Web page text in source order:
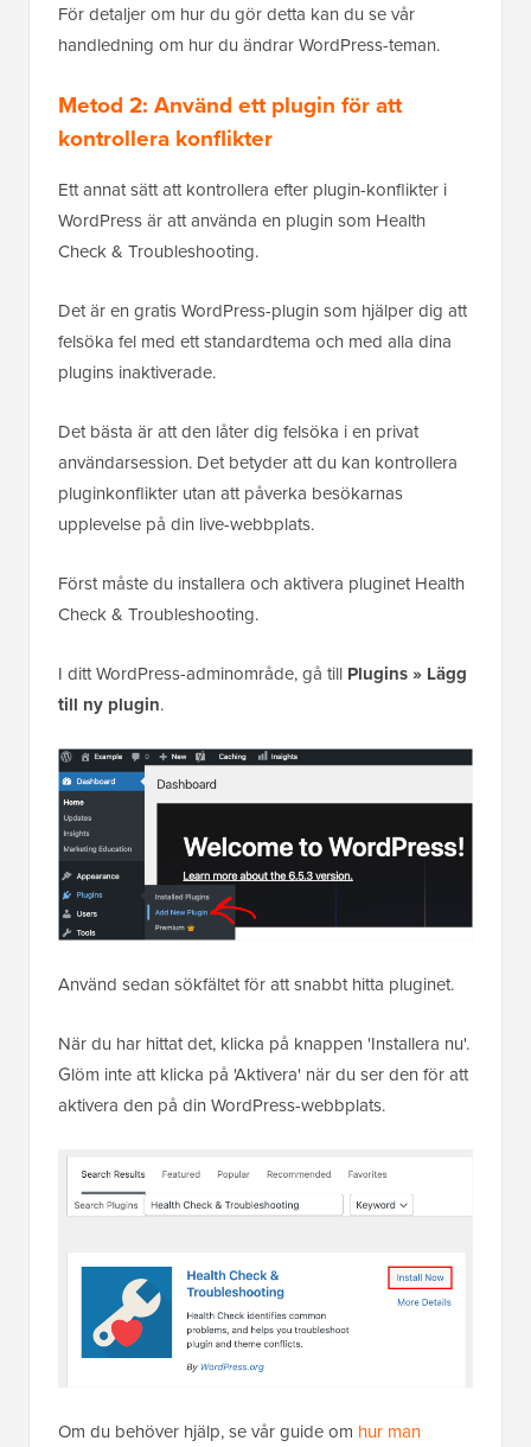
För detaljer om hur du gör detta kan du se vår
handledning om hur du ändrar WordPress-teman.
Metod 2: Använd ett plugin för att
kontrollera konflikter
Ett annat sätt att kontrollera efter plugin-konflikter i
WordPress är att använda en plugin som Health
Check & Troubleshooting.
Det är en gratis WordPress-plugin som hjälper dig att
felsöka fel med ett standardtema och med alla dina
plugins inaktiverade.
Det bästa är att den låter dig felsöka i en privat
användarsession. Det betyder att du kan kontrollera
pluginkonflikter utan att påverka besökarnas
upplevelse på din live-webbplats.
Först måste du installera och aktivera pluginet Health
Check & Troubleshooting.
I ditt WordPress-adminområde, gå till Plugins » Lägg
till ny plugin.
Använd sedan sökfältet för att snabbt hitta pluginet.
När du har hittat det, klicka på knappen 'Installera nu'.
Glöm inte att klicka på 'Aktivera' när du ser den för att
aktivera den på din WordPress-webbplats.
Om du behöver hjälp, se vår guide om hur man